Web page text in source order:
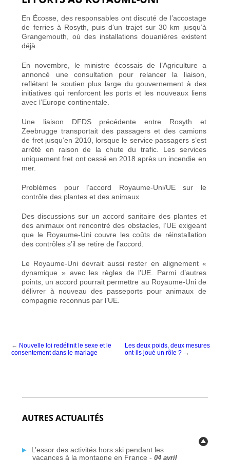
En Écosse, des responsables ont discuté de l’accostage
de ferries à Rosyth, puis d’un trajet sur 30 km jusqu’à
Grangemouth, où des installations douanières existent
déjà.
En novembre, le ministre écossais de l’Agriculture a
annoncé une consultation pour relancer la liaison,
reflétant le soutien plus large du gouvernement à des
initiatives qui renforcent les ports et les nouveaux liens
avec l’Europe continentale.
Une liaison DFDS précédente entre Rosyth et
Zeebrugge transportait des passagers et des camions
de fret jusqu’en 2010, lorsque le service passagers s’est
arrêté en raison de la chute du trafic. Les services
uniquement fret ont cessé en 2018 après un incendie en
mer.
Problèmes pour l’accord Royaume‑Uni/UE sur le
contrôle des plantes et des animaux
Des discussions sur un accord sanitaire des plantes et
des animaux ont rencontré des obstacles, l’UE exigeant
que le Royaume‑Uni couvre les coûts de réinstallation
des contrôles s’il se retire de l’accord.
Le Royaume‑Uni devrait aussi rester en alignement «
dynamique » avec les règles de l’UE. Parmi d’autres
points, un accord pourrait permettre au Royaume‑Uni de
délivrer à nouveau des passeports pour animaux de
compagnie reconnus par l’UE.
← Nouvelle loi redéfinit le sexe et le
consentement dans le mariage
Les deux poids, deux mesures
ont-ils joué un rôle ? →
AUTRES ACTUALITÉS
L’essor des activités hors ski pendant les
vacances à la montagne en France - 04 avril